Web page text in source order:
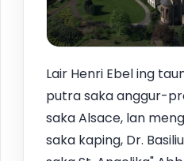
Lair Henri Ebel ing
putra saka anggur-
saka Alsace, lan
saka kaping, Dr.